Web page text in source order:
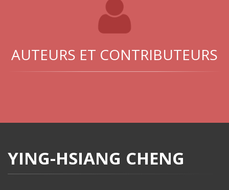
AUTEURS ET CONTRIBUTEURS
YING-HSIANG CHENG